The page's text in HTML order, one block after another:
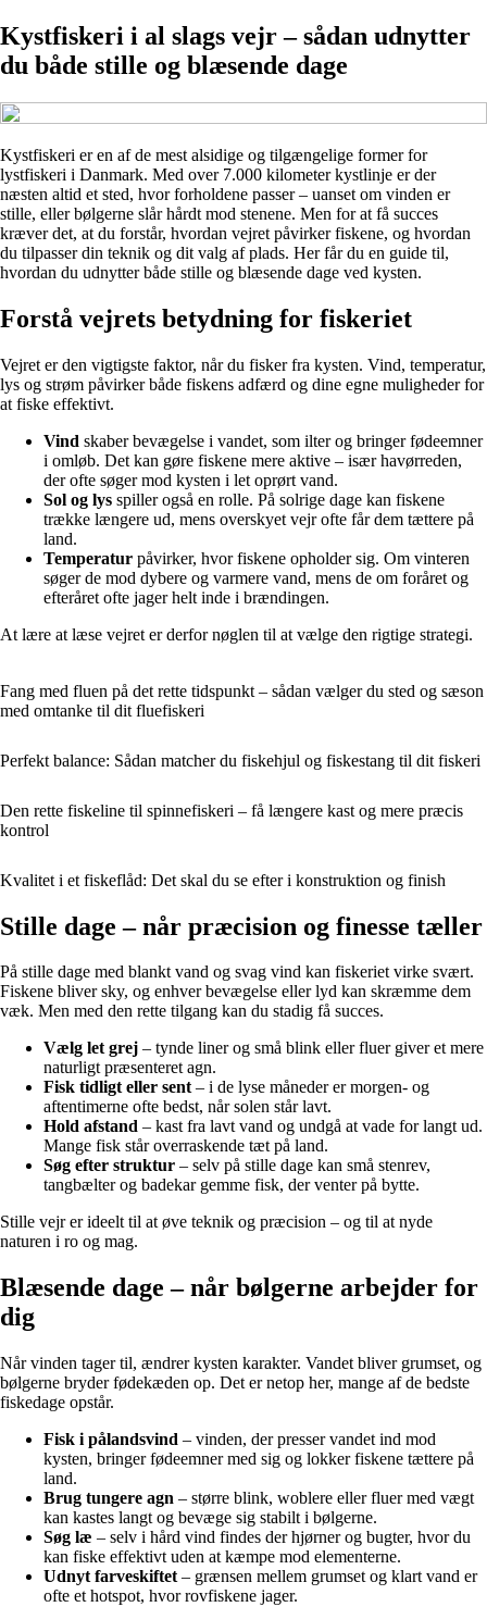
Kystfiskeri i al slags vejr – sådan udnytter
du både stille og blæsende dage
Kystfiskeri er en af de mest alsidige og tilgængelige former for
lystfiskeri i Danmark. Med over 7.000 kilometer kystlinje er der
næsten altid et sted, hvor forholdene passer – uanset om vinden er
stille, eller bølgerne slår hårdt mod stenene. Men for at få succes
kræver det, at du forstår, hvordan vejret påvirker fiskene, og hvordan
du tilpasser din teknik og dit valg af plads. Her får du en guide til,
hvordan du udnytter både stille og blæsende dage ved kysten.
Forstå vejrets betydning for fiskeriet
Vejret er den vigtigste faktor, når du fisker fra kysten. Vind, temperatur,
lys og strøm påvirker både fiskens adfærd og dine egne muligheder for
at fiske effektivt.
Vind skaber bevægelse i vandet, som ilter og bringer fødeemner
i omløb. Det kan gøre fiskene mere aktive – især havørreden,
der ofte søger mod kysten i let oprørt vand.
Sol og lys spiller også en rolle. På solrige dage kan fiskene
trække længere ud, mens overskyet vejr ofte får dem tættere på
land.
Temperatur påvirker, hvor fiskene opholder sig. Om vinteren
søger de mod dybere og varmere vand, mens de om foråret og
efteråret ofte jager helt inde i brændingen.
At lære at læse vejret er derfor nøglen til at vælge den rigtige strategi.
Fang med fluen på det rette tidspunkt – sådan vælger du sted og sæson
med omtanke til dit fluefiskeri
Perfekt balance: Sådan matcher du fiskehjul og fiskestang til dit fiskeri
Den rette fiskeline til spinnefiskeri – få længere kast og mere præcis
kontrol
Kvalitet i et fiskeflåd: Det skal du se efter i konstruktion og finish
Stille dage – når præcision og finesse tæller
På stille dage med blankt vand og svag vind kan fiskeriet virke svært.
Fiskene bliver sky, og enhver bevægelse eller lyd kan skræmme dem
væk. Men med den rette tilgang kan du stadig få succes.
Vælg let grej – tynde liner og små blink eller fluer giver et mere
naturligt præsenteret agn.
Fisk tidligt eller sent– i de lyse måneder er morgen- og
aftentimerne ofte bedst, når solen står lavt.
Hold afstand – kast fra lavt vand og undgå at vade for langt ud.
Mange fisk står overraskende tæt på land.
Søg efter struktur – selv på stille dage kan små stenrev,
tangbælter og badekar gemme fisk, der venter på bytte.
Stille vejr er ideelt til at øve teknik og præcision – og til at nyde
naturen i ro og mag.
Blæsende dage – når bølgerne arbejder for
dig
Når vinden tager til, ændrer kysten karakter. Vandet bliver grumset, og
bølgerne bryder fødekæden op. Det er netop her, mange af de bedste
fiskedage opstår.
Fisk i pålandsvind – vinden, der presser vandet ind mod
kysten, bringer fødeemner med sig og lokker fiskene tættere på
land.
Brug tungere agn – større blink, woblere eller fluer med vægt
kan kastes langt og bevæge sig stabilt i bølgerne.
Søg læ – selv i hård vind findes der hjørner og bugter, hvor du
kan fiske effektivt uden at kæmpe mod elementerne.
Udnyt farveskiftet – grænsen mellem grumset og klart vand er
ofte et hotspot, hvor rovfiskene jager.